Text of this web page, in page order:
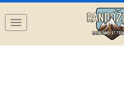
Navigation